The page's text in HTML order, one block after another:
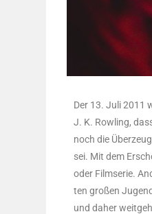
Der 13. Juli 2011
J. K. Row­ling,
noch die
sei. Mit dem
oder Film­se­rie.
ten gro­ßen
und daher